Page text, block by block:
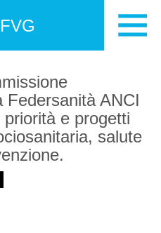
Federsanità ANCI
e progetti
salute